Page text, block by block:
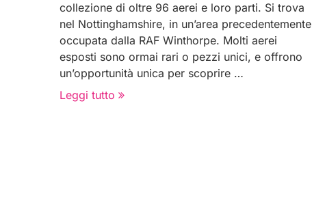
collezione di oltre 96 aerei e loro parti. Si trova
nel Nottinghamshire, in un’area precedentemente
occupata dalla RAF Winthorpe. Molti aerei
esposti sono ormai rari o pezzi unici, e offrono
un’opportunità unica per scoprire …
Leggi tutto